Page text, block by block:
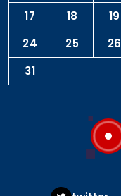
17
18 19
24
25 26
31